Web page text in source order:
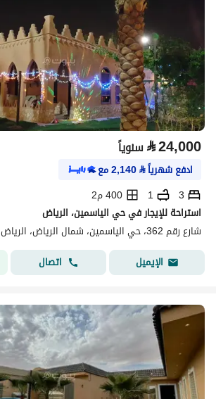
⃁24,000 سنوياً
ادفع شهرياً⃁
2,140مع
3
1
400 م2
استراحة للإيجار في حي الياسمين، الرياض
شارع رقم 362، حي الياسمين، شمال الرياض، الرياض
الإيميل
اتصال